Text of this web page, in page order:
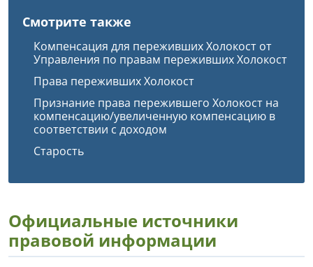
Смотрите также
Компенсация для переживших Холокост от
Управления по правам переживших Холокост
Права переживших Холокост
Признание права пережившего Холокост на
компенсацию/увеличенную компенсацию в
соответствии с доходом
Старость
Официальные источники
правовой информации